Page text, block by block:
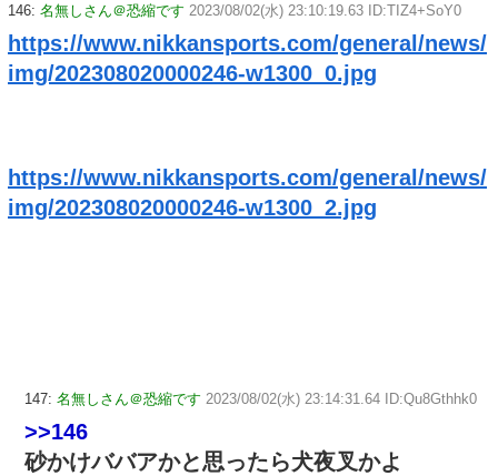
146: 名無しさん＠恐縮です 2023/08/02(水) 23:10:19.63 ID:TIZ4+SoY0
https://www.nikkansports.com/general/news/
img/202308020000246-w1300_0.jpg
https://www.nikkansports.com/general/news/
img/202308020000246-w1300_2.jpg
147: 名無しさん＠恐縮です 2023/08/02(水) 23:14:31.64 ID:Qu8Gthhk0
>>146
砂かけババアかと思ったら犬夜叉かよ